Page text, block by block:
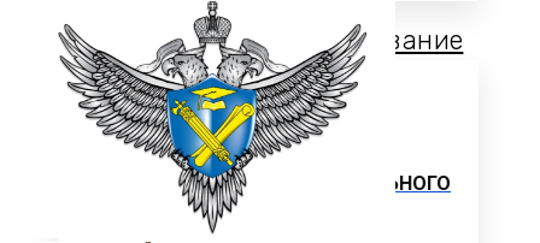
Дополнительное образование
ЦЕНТР ДОПОЛНИТЕЛЬНОГО
ОБРАЗОВАНИЯ
ПРОГРАММЫ ДОПОЛНИТЕЛЬНОГО
ПРОФЕССИОНАЛЬНОГО
ОБРАЗОВАНИЯ